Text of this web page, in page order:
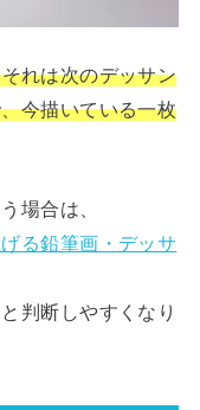
れは次のデッサン
今描いている一枚
場合は、
る鉛筆画・デッサ
判断しやすくなり